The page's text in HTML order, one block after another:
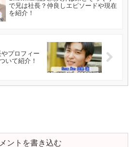
で兄は社長？仲良しエピソードや現在
を紹介！
プロフィー
いて紹介！
ントを書き込む